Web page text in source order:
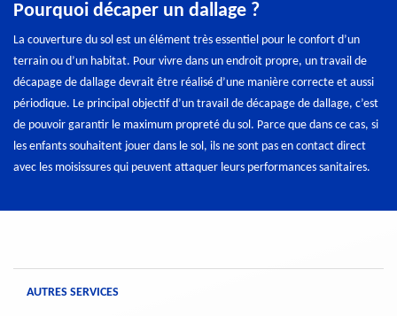
Pourquoi décaper un dallage ?
La couverture du sol est un élément très essentiel pour le confort d’un
terrain ou d’un habitat. Pour vivre dans un endroit propre, un travail de
décapage de dallage devrait être réalisé d’une manière correcte et aussi
périodique. Le principal objectif d’un travail de décapage de dallage, c’est
de pouvoir garantir le maximum propreté du sol. Parce que dans ce cas, si
les enfants souhaitent jouer dans le sol, ils ne sont pas en contact direct
avec les moisissures qui peuvent attaquer leurs performances sanitaires.
AUTRES SERVICES